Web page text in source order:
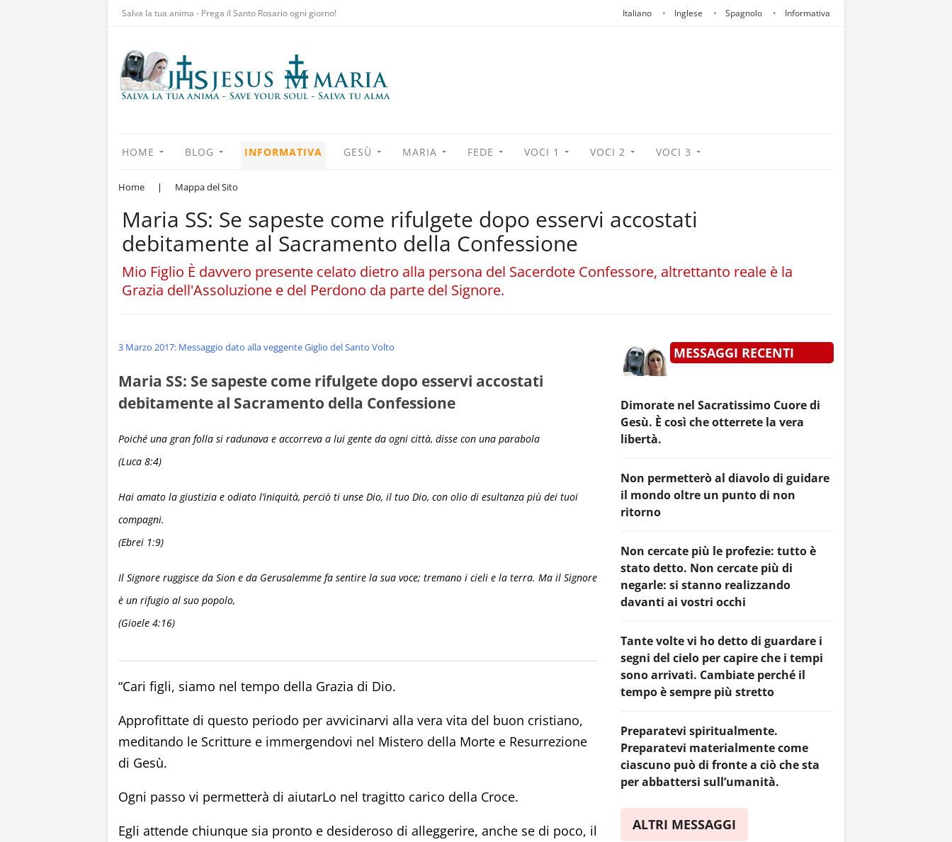
Salva la tua anima - Prega il Santo Rosario ogni giorno! Italiano Inglese Spagnolo Informativa
HOME BLOG INFORMATIVA GESÙ MARIA FEDE VOCI 1 VOCI 2 VOCI 3
Home | Mappa del Sito
Maria SS: Se sapeste come rifulgete dopo esservi accostati
debitamente al Sacramento della Confessione
Mio Figlio È davvero presente celato dietro alla persona del Sacerdote Confessore, altrettanto reale è la
Grazia dell'Assoluzione e del Perdono da parte del Signore.
3 Marzo 2017: Messaggio dato alla veggente Giglio del Santo Volto
Maria SS: Se sapeste come rifulgete dopo esservi accostati
debitamente al Sacramento della Confessione
Poiché una gran folla si radunava e accorreva a lui gente da ogni città, disse con una parabola
(Luca 8:4)
Hai amato la giustizia e odiato l’iniquità, perciò ti unse Dio, il tuo Dio, con olio di esultanza più dei tuoi
compagni.
(Ebrei 1:9)
Il Signore ruggisce da Sion e da Gerusalemme fa sentire la sua voce; tremano i cieli e la terra. Ma il Signore
è un rifugio al suo popolo,
(Gioele 4:16)
“Cari figli, siamo nel tempo della Grazia di Dio.
Approfittate di questo periodo per avvicinarvi alla vera vita del buon cristiano,
meditando le Scritture e immergendovi nel Mistero della Morte e Resurrezione
di Gesù.
Ogni passo vi permetterà di aiutarLo nel tragitto carico della Croce.
Egli attende chiunque sia pronto e desideroso di alleggerire, anche se di poco, il
MESSAGGI RECENTI
Dimorate nel Sacratissimo Cuore di
Gesù. È così che otterrete la vera
libertà.
Non permetterò al diavolo di guidare
il mondo oltre un punto di non
ritorno
Non cercate più le profezie: tutto è
stato detto. Non cercate più di
negarle: si stanno realizzando
davanti ai vostri occhi
Tante volte vi ho detto di guardare i
segni del cielo per capire che i tempi
sono arrivati. Cambiate perché il
tempo è sempre più stretto
Preparatevi spiritualmente.
Preparatevi materialmente come
ciascuno può di fronte a ciò che sta
per abbattersi sull’umanità.
ALTRI MESSAGGI